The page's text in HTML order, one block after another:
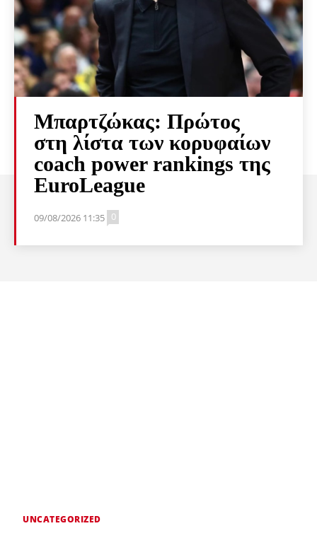
Μπαρτζώκας: Πρώτος
στη λίστα των κορυφαίων
coach power rankings της
EuroLeague
09/08/2026 11:35 0
UNCATEGORIZED